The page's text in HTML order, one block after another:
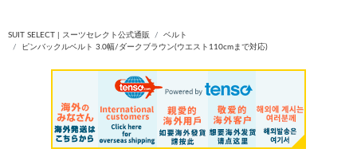
SUIT SELECT | スーツセレクト公式通販
ベルト
ピンバックルベルト 3.0幅/ダークブラウン(ウエスト110cmまで対応)